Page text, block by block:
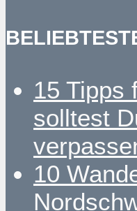
15 Tipps
solltest
10